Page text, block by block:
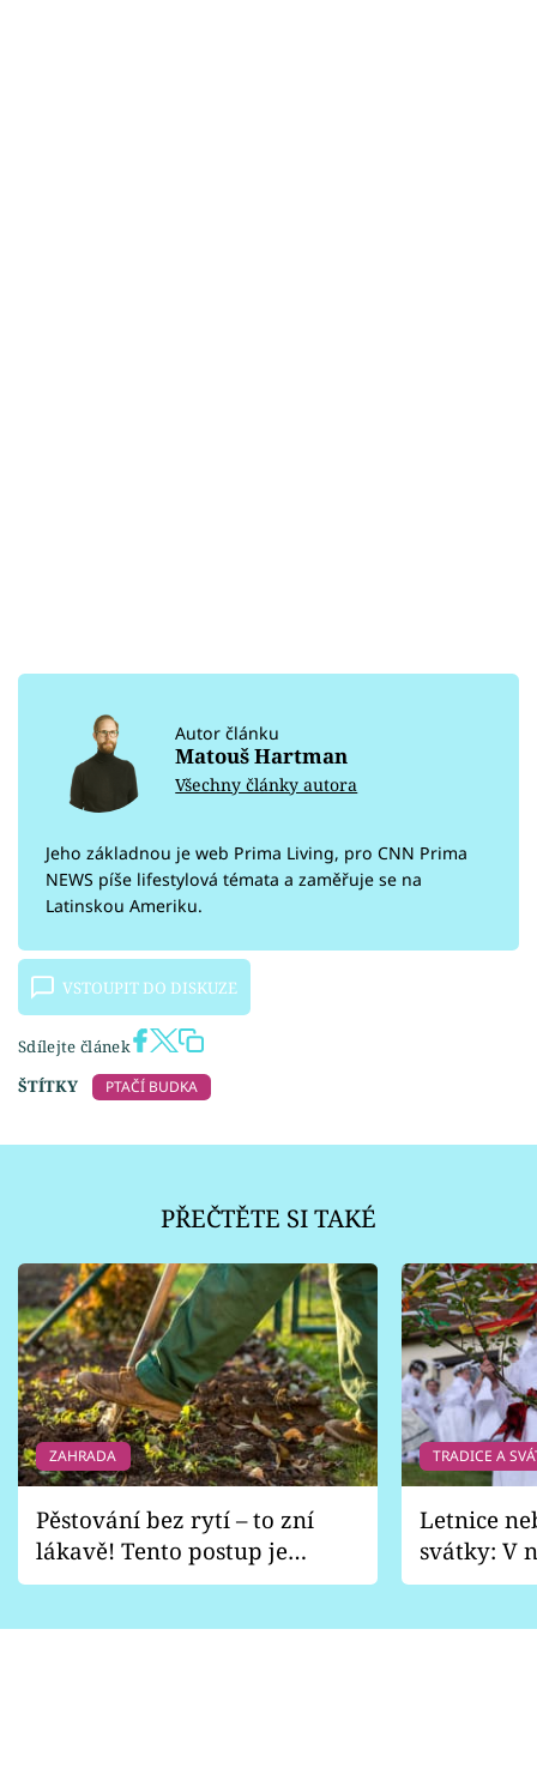
Autor článku
Matouš Hartman
Všechny články autora
Jeho základnou je web Prima Living, pro CNN Prima
NEWS píše lifestylová témata a zaměřuje se na
Latinskou Ameriku.
VSTOUPIT DO DISKUZE
Sdílejte článek
ŠTÍTKY
PTAČÍ BUDKA
PŘEČTĚTE SI TAKÉ
ZAHRADA
Pěstování bez rytí – to zní
lákavě! Tento postup je
vhodný jen pro některé
TRADICE A
Letnice
svátky: V
pondělí